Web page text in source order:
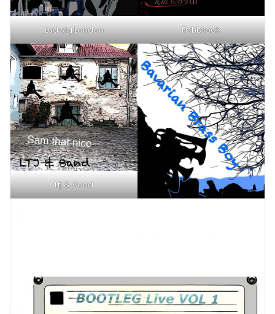
Ludwig London Fishbrook
Ltj & Vand